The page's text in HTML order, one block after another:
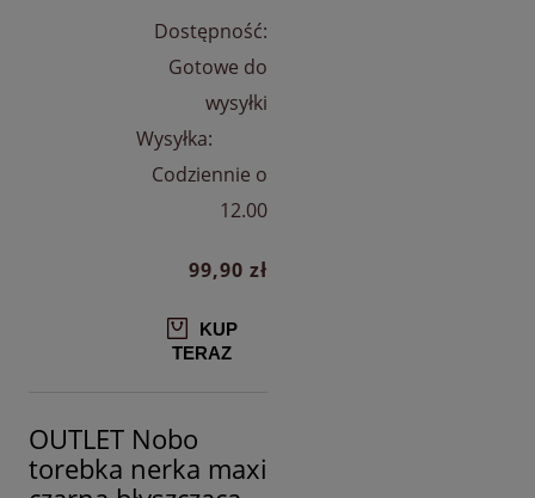
Dostępność:
Gotowe do
wysyłki
Wysyłka:
Codziennie o
12.00
99,90 zł
KUP
TERAZ
OUTLET Nobo
torebka nerka maxi